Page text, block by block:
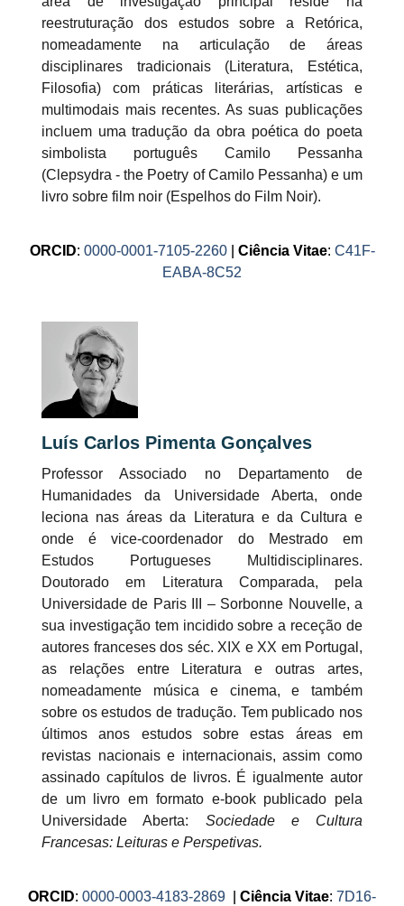
reestruturação dos estudos sobre a Retórica,
nomeadamente na articulação de áreas
disciplinares tradicionais (Literatura, Estética,
Filosofia) com práticas literárias, artísticas e
multimodais mais recentes. As suas publicações
incluem uma tradução da obra poética do poeta
simbolista português Camilo Pessanha
(Clepsydra - the Poetry of Camilo Pessanha) e um
livro sobre film noir (Espelhos do Film Noir).
ORCID: 0000-0001-7105-2260 Ciência Vitae: C41F-
EABA-8C52
Luís Carlos Pimenta Gonçalves
Professor Associado no Departamento de
Humanidades da Universidade Aberta, onde
leciona nas áreas da Literatura e da Cultura e
onde é vice-coordenador do Mestrado em
Estudos Portugueses Multidisciplinares.
Doutorado em Literatura Comparada, pela
Universidade de Paris III – Sorbonne Nouvelle, a
sua investigação tem incidido sobre a receção de
autores franceses dos séc. XIX e XX em Portugal,
as relações entre Literatura e outras artes,
nomeadamente música e cinema, e também
sobre os estudos de tradução. Tem publicado nos
últimos anos estudos sobre estas áreas em
revistas nacionais e internacionais, assim como
assinado capítulos de livros. É igualmente autor
de um livro em formato e-book publicado pela
Universidade Aberta: Sociedade e Cultura
Francesas: Leituras e Perspetivas.
ORCID: 0000-0003-4183-2869 Ciência Vitae: 7D16-